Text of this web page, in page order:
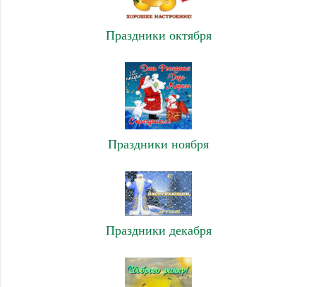
Праздники октября
Праздники ноября
Праздники декабря